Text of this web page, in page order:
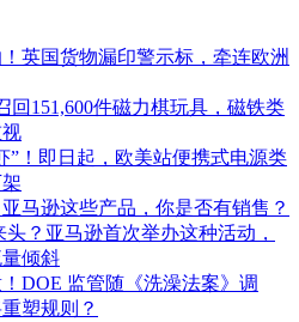
英国货物漏印警示标，牵连欧洲
回151,600件磁力棋玩具，磁铁类
”！即日起，欧美站便携式电源类
马逊这些产品，你是否有销售？
头？亚马逊首次举办这种活动，
倾斜
DOE 监管随《洗澡法案》调
塑规则？